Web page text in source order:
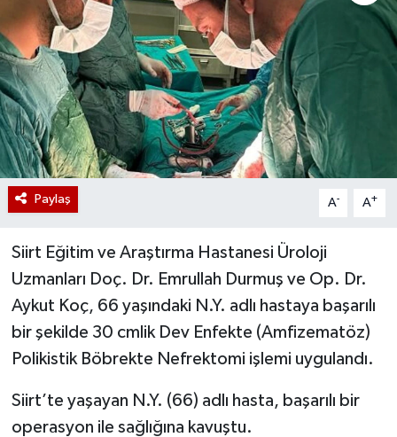
Paylaş A- A+
Siirt Eğitim ve Araştırma Hastanesi Üroloji
Uzmanları Doç. Dr. Emrullah Durmuş ve Op. Dr.
Aykut Koç, 66 yaşındaki N.Y. adlı hastaya başarılı
bir şekilde 30 cmlik Dev Enfekte (Amfizematöz)
Polikistik Böbrekte Nefrektomi işlemi uygulandı.
Siirt’te yaşayan N.Y. (66) adlı hasta, başarılı bir
operasyon ile sağlığına kavuştu.